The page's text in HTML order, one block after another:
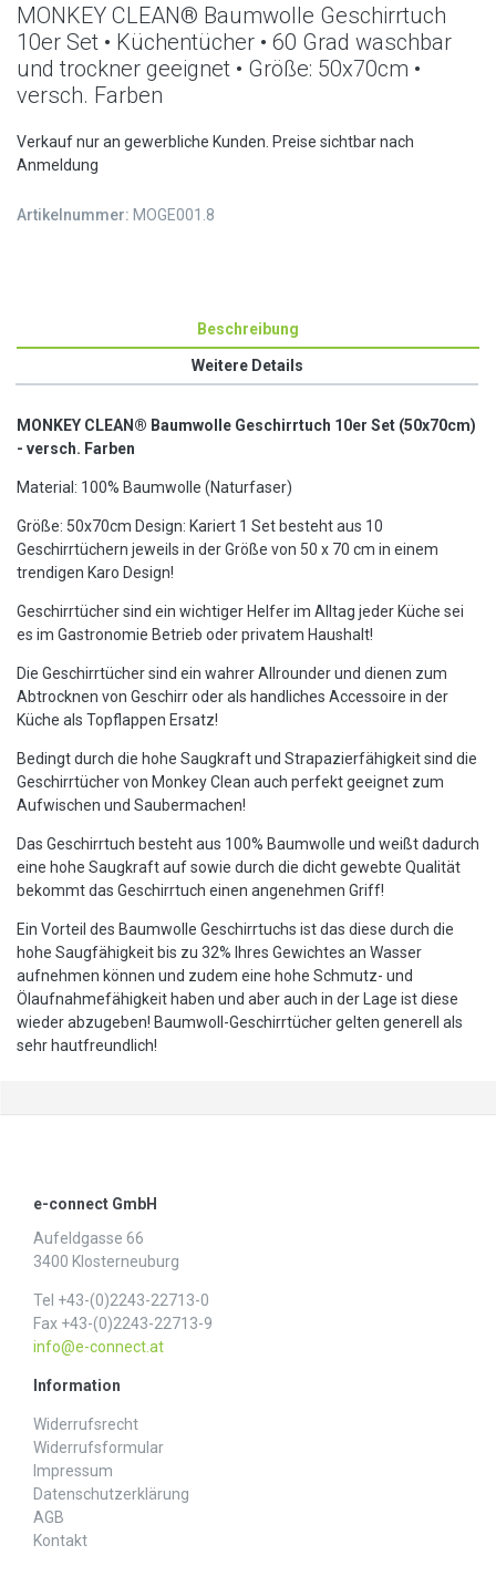
MONKEY CLEAN® Baumwolle Geschirrtuch
10er Set • Küchentücher • 60 Grad waschbar
und trockner geeignet • Größe: 50x70cm •
versch. Farben
Verkauf nur an gewerbliche Kunden. Preise sichtbar nach
Anmeldung
Artikelnummer: MOGE001.8
Beschreibung
Weitere Details
MONKEY CLEAN® Baumwolle Geschirrtuch 10er Set (50x70cm)
- versch. Farben
Material: 100% Baumwolle (Naturfaser)
Größe: 50x70cm Design: Kariert 1 Set besteht aus 10
Geschirrtüchern jeweils in der Größe von 50 x 70 cm in einem
trendigen Karo Design!
Geschirrtücher sind ein wichtiger Helfer im Alltag jeder Küche sei
es im Gastronomie Betrieb oder privatem Haushalt!
Die Geschirrtücher sind ein wahrer Allrounder und dienen zum
Abtrocknen von Geschirr oder als handliches Accessoire in der
Küche als Topflappen Ersatz!
Bedingt durch die hohe Saugkraft und Strapazierfähigkeit sind die
Geschirrtücher von Monkey Clean auch perfekt geeignet zum
Aufwischen und Saubermachen!
Das Geschirrtuch besteht aus 100% Baumwolle und weißt dadurch
eine hohe Saugkraft auf sowie durch die dicht gewebte Qualität
bekommt das Geschirrtuch einen angenehmen Griff!
Ein Vorteil des Baumwolle Geschirrtuchs ist das diese durch die
hohe Saugfähigkeit bis zu 32% Ihres Gewichtes an Wasser
aufnehmen können und zudem eine hohe Schmutz- und
Ölaufnahmefähigkeit haben und aber auch in der Lage ist diese
wieder abzugeben! Baumwoll-Geschirrtücher gelten generell als
sehr hautfreundlich!
e-connect GmbH
Aufeldgasse 66
3400 Klosterneuburg
Tel +43-(0)2243-22713-0
Fax +43-(0)2243-22713-9
info@e-connect.at
Information
Widerrufs­recht
Widerrufs­formular
Impressum
Daten­schutz­erklärung
AGB
Kontakt